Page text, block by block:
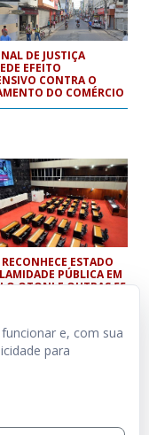
DE JUSTIÇA
EFEITO
CONTRA O
DO COMÉRCIO
ESTADO
PÚBLICA EM
OTONI E OUTRAS 55
e, com sua
para